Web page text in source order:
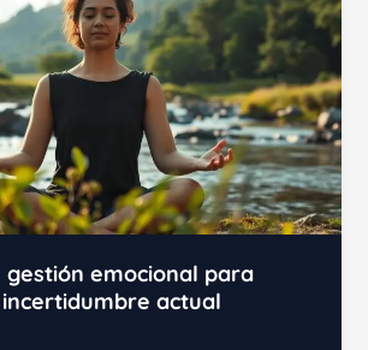
gestión emocional para
actual